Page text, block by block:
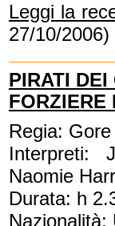
Leggi la
27/10/2006)
PIRATI
FORZIERE
Regia:
Interpreti:
Naomie
Durata: h
Nazionalità: